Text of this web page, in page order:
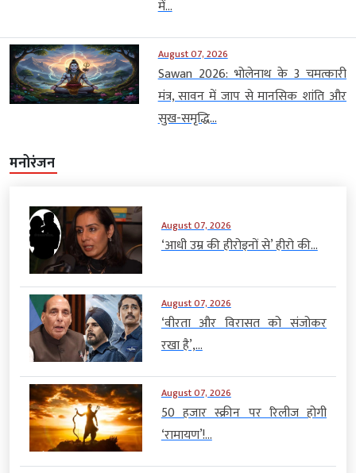
में...
August 07, 2026
Sawan 2026: भोलेनाथ के 3 चमत्कारी
मंत्र, सावन में जाप से मानसिक शांति और
सुख-समृद्धि...
मनोरंजन
August 07, 2026
‘आधी उम्र की हीरोइनों से’ हीरो की...
August 07, 2026
‘वीरता और विरासत को संजोकर
रखा है’,...
August 07, 2026
50 हजार स्क्रीन पर रिलीज होगी
‘रामायण’!...